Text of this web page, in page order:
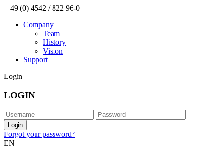
+ 49 (0) 4542 / 822 96-0
Company
Team
History
Vision
Support
Login
LOGIN
Forgot your password?
EN